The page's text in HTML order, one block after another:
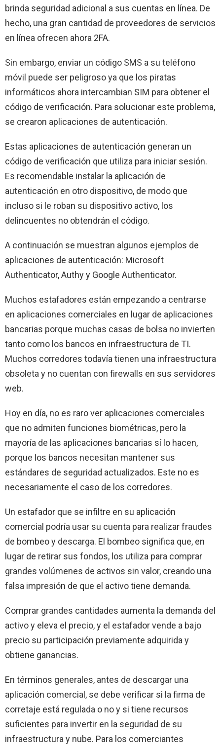
brinda seguridad adicional a sus cuentas en línea. De
hecho, una gran cantidad de proveedores de servicios
en línea ofrecen ahora 2FA.
Sin embargo, enviar un código SMS a su teléfono
móvil puede ser peligroso ya que los piratas
informáticos ahora intercambian SIM para obtener el
código de verificación. Para solucionar este problema,
se crearon aplicaciones de autenticación.
Estas aplicaciones de autenticación generan un
código de verificación que utiliza para iniciar sesión.
Es recomendable instalar la aplicación de
autenticación en otro dispositivo, de modo que
incluso si le roban su dispositivo activo, los
delincuentes no obtendrán el código.
A continuación se muestran algunos ejemplos de
aplicaciones de autenticación: Microsoft
Authenticator, Authy y Google Authenticator.
Muchos estafadores están empezando a centrarse
en aplicaciones comerciales en lugar de aplicaciones
bancarias porque muchas casas de bolsa no invierten
tanto como los bancos en infraestructura de TI.
Muchos corredores todavía tienen una infraestructura
obsoleta y no cuentan con firewalls en sus servidores
web.
Hoy en día, no es raro ver aplicaciones comerciales
que no admiten funciones biométricas, pero la
mayoría de las aplicaciones bancarias sí lo hacen,
porque los bancos necesitan mantener sus
estándares de seguridad actualizados. Este no es
necesariamente el caso de los corredores.
Un estafador que se infiltre en su aplicación
comercial podría usar su cuenta para realizar fraudes
de bombeo y descarga. El bombeo significa que, en
lugar de retirar sus fondos, los utiliza para comprar
grandes volúmenes de activos sin valor, creando una
falsa impresión de que el activo tiene demanda.
Comprar grandes cantidades aumenta la demanda del
activo y eleva el precio, y el estafador vende a bajo
precio su participación previamente adquirida y
obtiene ganancias.
En términos generales, antes de descargar una
aplicación comercial, se debe verificar si la firma de
corretaje está regulada o no y si tiene recursos
suficientes para invertir en la seguridad de su
infraestructura y nube. Para los comerciantes